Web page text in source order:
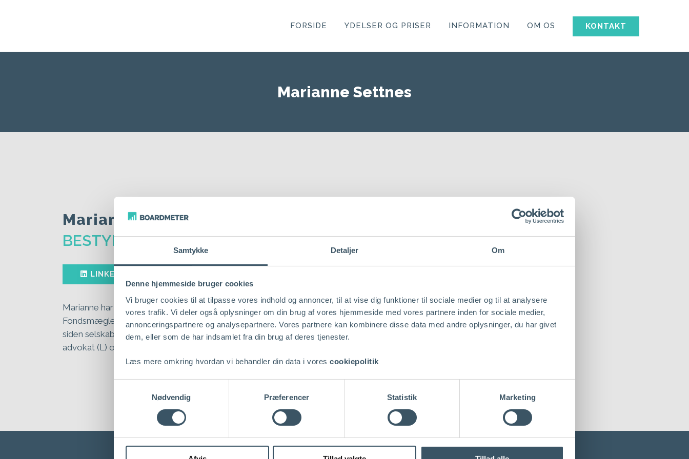
Samtykke Detaljer Om
Denne hjemmeside bruger cookies
Vi bruger cookies til at tilpasse vores indhold og annoncer, til at vise dig funktioner til sociale medier og til at analysere
vores trafik. Vi deler også oplysninger om din brug af vores hjemmeside med vores partnere inden for sociale medier,
annonceringspartnere og analysepartnere. Vores partnere kan kombinere disse data med andre oplysninger, du har givet
dem, eller som de har indsamlet fra din brug af deres tjenester.
Læs mere omkring hvordan vi behandler din data i vores cookiepolitik
Nødvendig
Præferencer Statistik Marketing
KONTAKT
FORSIDE YDELSER OG PRISER INFORMATION OM OS
Marianne Settnes
Marianne Settnes
BESTYRELSE
LINKEDIN
Marianne har været general counsel (chef for Jura & Compliance) i
Fondsmæglerselskabet Maj Invest A/S og Maj Invest Equity A/S
siden selskabernes etablering i 2005 (og i LD fra 2004). Marianne er
advokat (L) og har en MBA.